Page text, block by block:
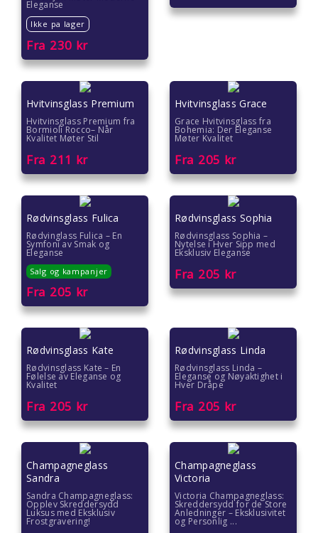
Gaver til kvinner
Gaver til lærere
Gaver til mamma
Gaver til menn
Gaver til pappa
Gaver til samarbeidspartnere
Gaver til søstre
Gaver til tanter
Gaver til veileder
Gaver til venner
Gave til 18 åring
Gave til 20 åring
Gave til 30 åring
Gave til 40 åring
Eleganse
Ikke pa lager
Fra 230 kr
Hvitvinsglass Premium
Hvitvinsglass Premium fra
Bormioli Rocco– Når
Kvalitet Møter Stil
Fra 211 kr
Hvitvinsglass Grace
Grace Hvitvinsglass fra
Bohemia: Der Eleganse
Møter Kvalitet
Fra 205 kr
Rødvinsglass Fulica
Rødvinglass Fulica – En
Symfoni av Smak og
Eleganse
Salg og kampanjer
Fra 205 kr
Rødvinsglass Sophia
Rødvinsglass Sophia –
Nytelse i Hver Sipp med
Eksklusiv Eleganse
Fra 205 kr
Rødvinsglass Kate
Rødvinsglass Kate – En
Følelse av Eleganse og
Kvalitet
Fra 205 kr
Rødvinsglass Linda
Rødvinsglass Linda –
Eleganse og Nøyaktighet i
Hver Dråpe
Fra 205 kr
Champagneglass
Sandra
Sandra Champagneglass:
Opplev Skreddersydd
Luksus med Eksklusiv
Frostgravering!
Champagneglass
Victoria
Victoria Champagneglass:
Skreddersydd for de Store
Anledninger – Eksklusivitet
og Personlig ...